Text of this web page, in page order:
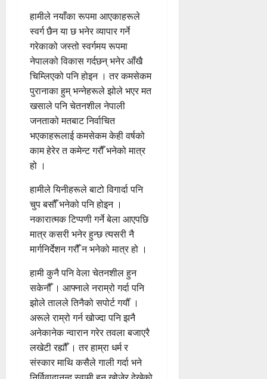
हामीले नयाँका रूपमा आएकाहरूले
स्वर्ग छैन या छ भनेर व्यापार गर्ने
गरेकाको जस्तो स्वर्गमय रूपमा
नेपालको विकास गर्दछन् भनेर आँखै
चिम्लिएको पनि होइन । तर कमसेकम
पुरानाका हुम् भन्नेहरूले झोले भएर मत
खसाले पनि चेतनशील नेपाली
जनताको मतबाट निर्वाचित
भएकाहरूलाई कमसेकम केही वर्षको
काम हेरेर त कमेन्ट गरौँ भनेको मात्र
हो ।
हामीले यिनीहरूले बाटो विगार्दा पनि
चुप बसौँ भनेको पनि होइन ।
नकारात्मक टिप्पणी गर्ने बेला आएपछि
मात्र कसरी भनेर हुन्छ त्यसरी नै
मार्गनिर्देशन गरौँ न भनेको मात्र हो ।
हामी कुनै पनि वेला चेतनशील हुन
सकेनौँ । आफ्नाले नराम्रो गर्दा पनि
झोले तालले तिनैको सपोर्ट गर्यौँ ।
अरूले राम्रो गर्न खोज्दा पनि झनै
अनेकानेक न्वारान गरेर तवला बजाएरै
लखेटी रह्यौँ । तर हाम्रा धर्म र
संस्कार माथि कसैले गाली गर्दा भने